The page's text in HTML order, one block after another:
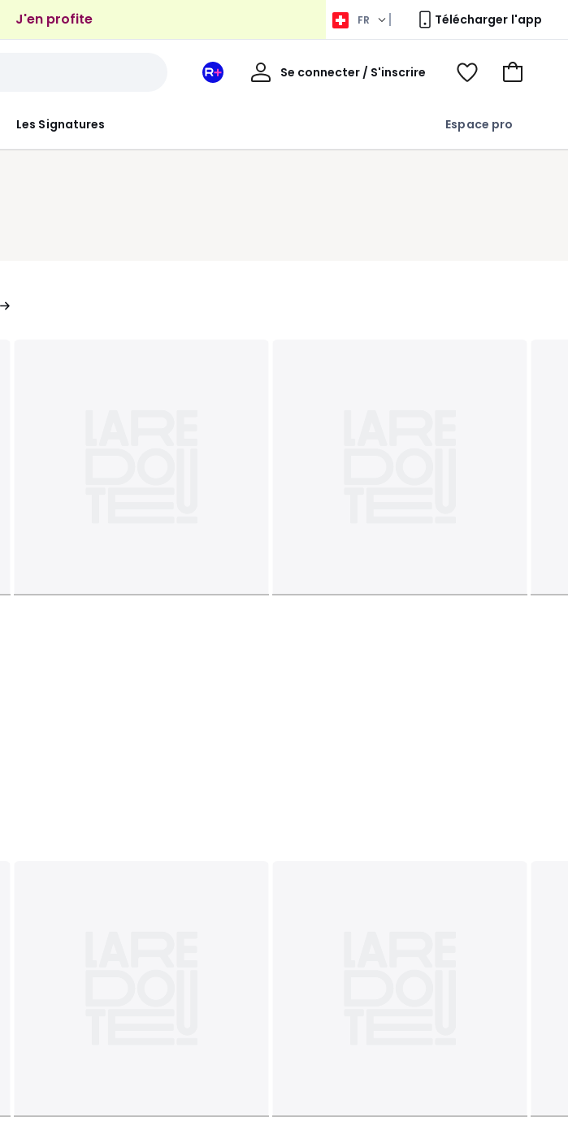
J'en profite FR Télécharger l'app
Les Signatures Espace pro
Votre
Se connecter / S'inscrire
Bienvenue
Voir
Aller